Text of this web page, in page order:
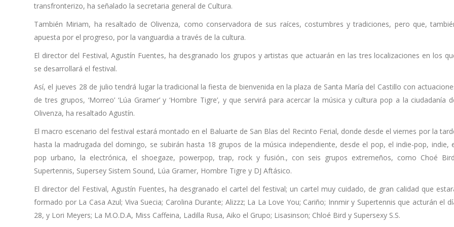
transfronterizo, ha señalado la secretaria general de Cultura.
También Miriam, ha resaltado de Olivenza, como conservadora de sus raíces, costumbres y tradiciones, pero que,
apuesta por el progreso, por la vanguardia a través de la cultura.
El director del Festival, Agustín Fuentes, ha desgranado los grupos y artistas que actuarán en las tres localizaciones en los
se desarrollará el festival.
Así, el jueves 28 de julio tendrá lugar la tradicional la fiesta de bienvenida en la plaza de Santa María del Castillo con
de tres grupos, ‘Morreo’ ‘Lúa Gramer’ y ‘Hombre Tigre’, y que servirá para acercar la música y cultura pop a la ciudadanía
Olivenza, ha resaltado Agustín.
El macro escenario del festival estará montado en el Baluarte de San Blas del Recinto Ferial, donde desde el viernes por la
hasta la madrugada del domingo, se subirán hasta 18 grupos de la música independiente, desde el pop, el indie-pop, indie,
pop urbano, la electrónica, el shoegaze, powerpop, trap, rock y fusión., con seis grupos extremeños, como Choé
Supertennis, Supersey Sistem Sound, Lúa Gramer, Hombre Tigre y DJ Aftásico.
El director del Festival, Agustín Fuentes, ha desgranado el cartel del festival; un cartel muy cuidado, de gran calidad que
formado por La Casa Azul; Viva Suecia; Carolina Durante; Alizzz; La La Love You; Cariño; Innmir y Supertennis que acturán el
28, y Lori Meyers; La M.O.D.A, Miss Caffeina, Ladilla Rusa, Aiko el Grupo; Lisasinson; Chloé Bird y Supersexy S.S.